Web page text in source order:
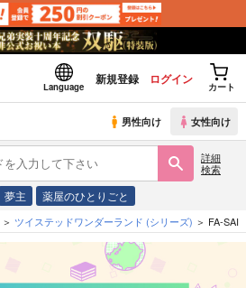
Language
新規登録 ログイン
カート
男性向け 女性向け
詳細
検索
夢主 薬屋のひとりごと
ツイステッドワンダーランド (シリーズ) FA-SAI